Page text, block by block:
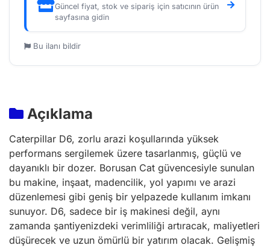
Güncel fiyat, stok ve sipariş için satıcının ürün
sayfasına gidin
Bu ilanı bildir
Açıklama
Caterpillar D6, zorlu arazi koşullarında yüksek
performans sergilemek üzere tasarlanmış, güçlü ve
dayanıklı bir dozer. Borusan Cat güvencesiyle sunulan
bu makine, inşaat, madencilik, yol yapımı ve arazi
düzenlemesi gibi geniş bir yelpazede kullanım imkanı
sunuyor. D6, sadece bir iş makinesi değil, aynı
zamanda şantiyenizdeki verimliliği artıracak, maliyetleri
düşürecek ve uzun ömürlü bir yatırım olacak. Gelişmiş